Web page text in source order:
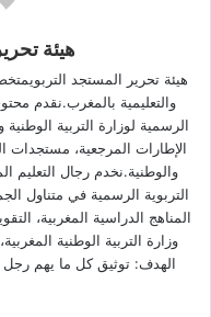
هيئة
هيئة تحرير المستجد
والتعليمية بالمغرب.نقدم
الرسمية لوزارة التربية
الإطارات المرجعية، مستجدات
والوطنية.نخدم رجال التعليم
التربوية الرسمية في متناول
المناهج الدراسية المغربية،
وزارة التربية الوطنية
الهدف: توثيق كل ما يهم